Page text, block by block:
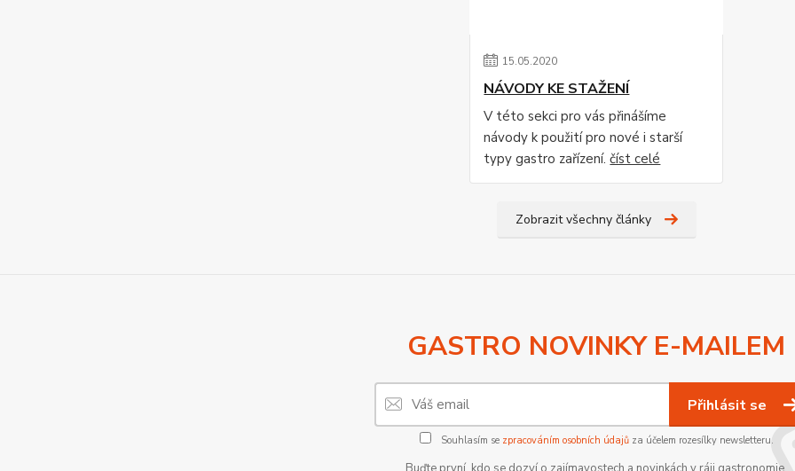
15.05.2020
NÁVODY KE STAŽENÍ
V této sekci pro vás přinášíme
návody k použití pro nové i starší
typy gastro zařízení.číst celé
Zobrazit všechny články
GASTRO NOVINKY E-MAILEM
Přihlásit se
Souhlasím se zpracováním osobních údajůza účelem rozesílky newsletteru.